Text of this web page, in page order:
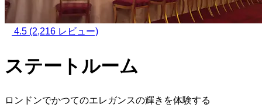
4.5 (2,216 レビュー)
ステートルーム
ロンドンでかつてのエレガンスの輝きを体験する